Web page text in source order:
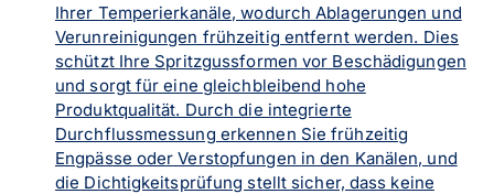
Ihrer Temperierkanäle, wodurch Ablagerungen und
Verunreinigungen frühzeitig entfernt werden. Dies
schützt Ihre Spritzgussformen vor Beschädigungen
und sorgt für eine gleichbleibend hohe
Produktqualität. Durch die integrierte
Durchflussmessung erkennen Sie frühzeitig
Engpässe oder Verstopfungen in den Kanälen, und
die Dichtigkeitsprüfung stellt sicher, dass keine